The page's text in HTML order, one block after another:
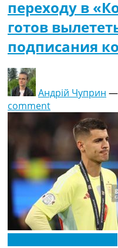
переходу в
готов
подписания
Андрій Чуприн —
comment